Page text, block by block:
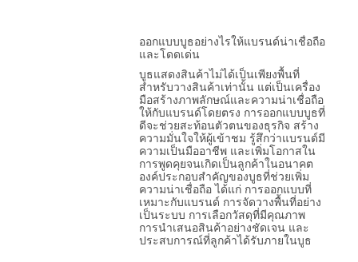
ออกแบบบูธอย่างไรให้แบรนด์น่าเชื่อถือ
และโดดเด่น
บูธแสดงสินค้าไม่ได้เป็นเพียงพื้นที่
สำหรับวางสินค้าเท่านั้น แต่เป็นเครื่อง
มือสร้างภาพลักษณ์และความน่าเชื่อถือ
ให้กับแบรนด์โดยตรง การออกแบบบูธที่
ดีจะช่วยสะท้อนตัวตนของธุรกิจ สร้าง
ความมั่นใจให้ผู้เข้าชม รู้สึกว่าแบรนด์มี
ความเป็นมืออาชีพ และเพิ่มโอกาสใน
การพูดคุยจนเกิดเป็นลูกค้าในอนาคต
องค์ประกอบสำคัญของบูธที่ช่วยเพิ่ม
ความน่าเชื่อถือ ได้แก่ การออกแบบที่
เหมาะกับแบรนด์ การจัดวางพื้นที่อย่าง
เป็นระบบ การเลือกวัสดุที่มีคุณภาพ
การนำเสนอสินค้าอย่างชัดเจน และ
ประสบการณ์ที่ลูกค้าได้รับภายในบูธ